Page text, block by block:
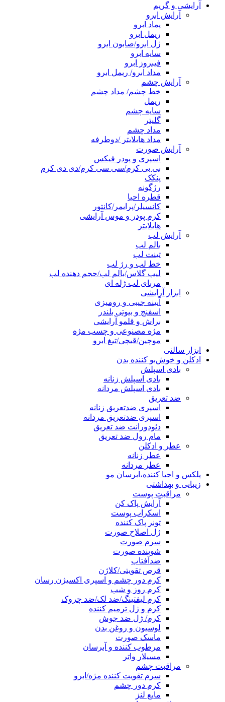
آرایشی و گریم
آرایش ابرو
پماد ابرو
ریمل ابرو
ژل ابرو/صابون ابرو
سایه ابرو
فیبروز ابرو
مداد ابرو/ ریمل ابرو
آرایش چشم
خط چشم/ مداد چشم
ریمل
سایه چشم
گلیتر
مداد چشم
مداد هایلایتر /دوطرفه
آرایش صورت
اسپری و پودر فیکس
بی بی کرم/سی سی کرم/دی دی کرم
پنکک
رژگونه
قطره احیا
کانسیلر/پرایمر/کانتور
کرم پودر و موس آرایشی
هایلایتر
آرایش لب
بالم لب
تینت لب
خط لب و رژ لب
لیپ گلاس/بالم لب/حجم دهنده لب
مربای لب ژله ای
ابزار آرایشی
آیینه جیبی و رومیزی
اسفنج و بیوتی بلندر
براش و قلمو آرایشی
مژه مصنوعی و چسب مژه
موچین/قیچی/تیغ ابرو
ابزار سالنی
ادکلن و خوش‌بو کننده بدن
بادی اسپلش
بادی اسپلش زنانه
بادی اسپلش مردانه
ضد تعریق
اسپری ضدتعریق زنانه
اسپری ضدتعریق مردانه
دئودورانت ضد تعریق
مام رول ضد تعریق
عطر و ادکلن
عطر زنانه
عطر مردانه
پلکس و احیا کننده،ابرسان مو
زیبایی و بهداشتی
مراقبت پوست
آرایش پاک کن
اسکراب پوست
تونر پاک کننده
ژل اصلاح صورت
سرم صورت
شوینده صورت
ضدآفتاب
قرص تقویتی/کلاژن
کرم دور چشم و اسپری اکسیژن رسان
کرم روز و شب
کرم لیفتینگ/ضد لک/ضد چروک
کرم و ژل ترمیم کننده
کرم/ ژل ضد جوش
لوسیون و روغن بدن
ماسک صورت
مرطوب کننده و آبرسان
مسیلار واتر
مراقبت چشم
سرم تقویت کننده مژه/ابرو
کرم دور چشم
مایع لنز